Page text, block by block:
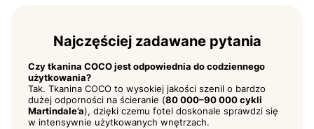
Najczęściej zadawane pytania
Czy tkanina COCO jest odpowiednia do codziennego
użytkowania?
Tak. Tkanina COCO to wysokiej jakości szenil o bardzo
dużej odporności na ścieranie (80 000–90 000 cykli
Martindale’a), dzięki czemu fotel doskonale sprawdzi się
w intensywnie użytkowanych wnętrzach.